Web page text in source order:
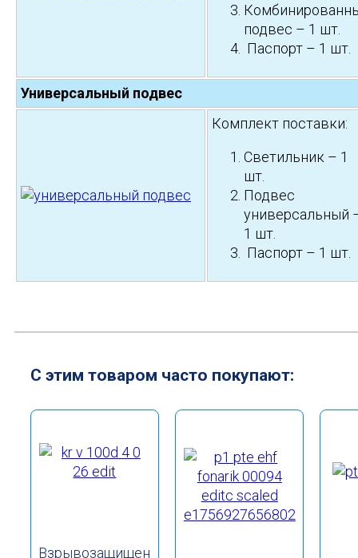
подвес – 1 шт.
Паспорт – 1 шт.
Универсальный подвес
Комплект поставки:
Светильник – 1
шт.
Подвес
универсальный
1 шт.
Паспорт – 1 шт.
С этим товаром часто покупают:
Взрывозащищен